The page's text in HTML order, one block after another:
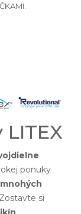
ponuky
si